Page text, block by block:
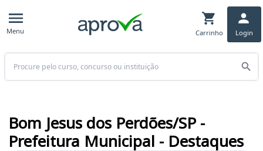
Menu Carrinho Login
Buscar
Bom Jesus dos Perdões/SP -
Prefeitura Municipal - Destaques